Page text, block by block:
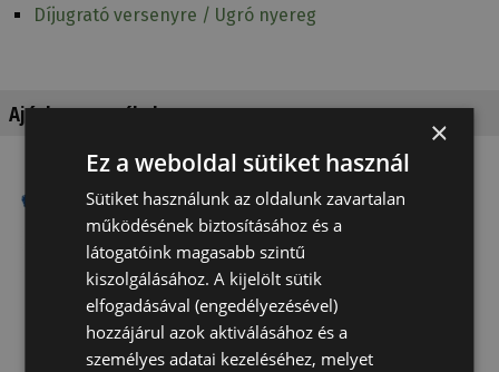
Díjugrató versenyre / Ugró nyereg
Ajánlott termékek
Nyereg
Nyereg
×
Ez a weboldal sütiket használ
Sütiket használunk az oldalunk zavartalan
működésének biztosításához és a
látogatóink magasabb szintű
kiszolgálásához. A kijelölt sütik
elfogadásával (engedélyezésével)
hozzájárul azok aktiválásához és a
személyes adatai kezeléséhez, melyet